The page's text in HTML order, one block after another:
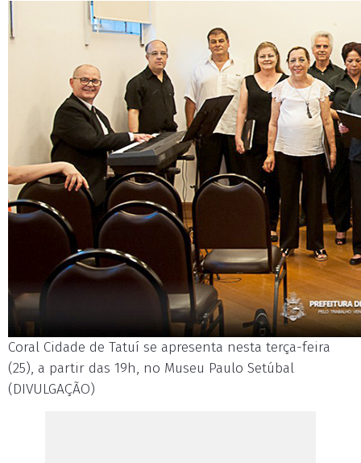
Coral Cidade de Tatuí se apresenta nesta terça-feira
(25), a partir das 19h, no Museu Paulo Setúbal
(DIVULGAÇÃO)